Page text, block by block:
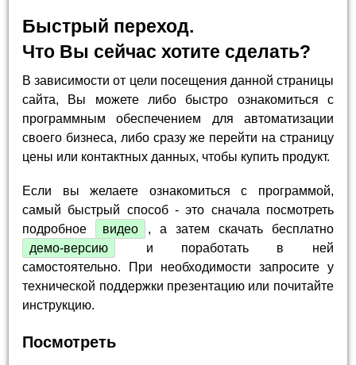
Быстрый переход.
Что Вы сейчас хотите сделать?
В зависимости от цели посещения данной страницы
сайта, Вы можете либо быстро ознакомиться с
программным обеспечением для автоматизации
своего бизнеса, либо сразу же перейти на страницу
цены или контактных данных, чтобы купить продукт.
Если вы желаете ознакомиться с программой,
самый быстрый способ - это сначала посмотреть
подробное
видео
, а затем скачать бесплатно
демо-версию
и поработать в ней
самостоятельно. При необходимости запросите у
технической поддержки презентацию или почитайте
инструкцию.
Посмотреть